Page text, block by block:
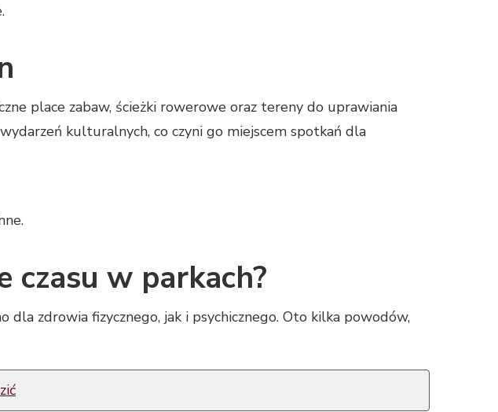
place zabaw, ścieżki rowerowe oraz tereny do uprawiania
kulturalnych, co czyni go miejscem spotkań dla
czasu w parkach?
dla zdrowia fizycznego, jak i psychicznego. Oto kilka powodów,